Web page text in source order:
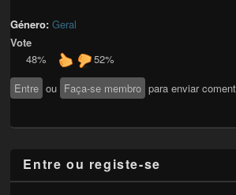
Género:Geral
Vote
48%
52%
Entre ou Faça-se membro para enviar
Entre ou registe-se